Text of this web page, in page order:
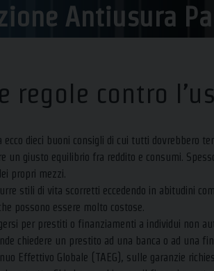
Antiusura
regole contro
ecco dieci buoni consigli di cui tutti dovrebbero
un giusto equilibrio fra reddito e consumi.
propri mezzi.
stili di vita scorretti eccedendo in abitudini
possono essere molto costose.
per prestiti o finanziamenti a individui non
chiedere un prestito ad una banca o ad una
Effettivo Globale (TAEG), sulle garanzie